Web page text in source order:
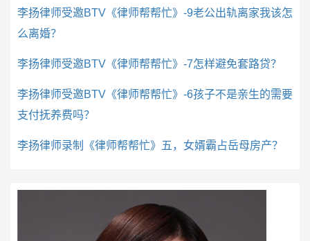
李扬律师受邀BTV《律师帮帮忙》-9老公出轨离家我该怎
么离婚？
李扬律师受邀BTV《律师帮帮忙》-7怎样避免套路贷？
李扬律师受邀BTV《律师帮帮忙》-6孩子不是亲生的需要
支付抚养费吗？
李扬律师录制《律师帮帮忙》五，女婿霸占岳母房产？